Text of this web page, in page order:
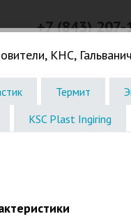
+7 (843)
Жироловки. КНС.
КНС,
Термит
KSC Plast Ingiring